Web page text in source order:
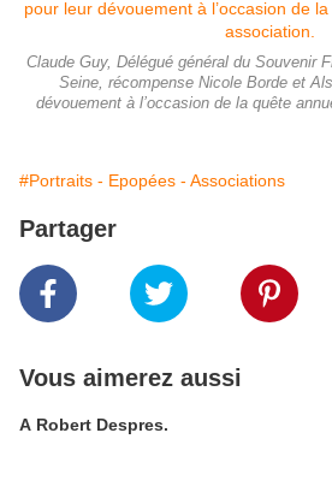
Claude Guy, Délégué général du Souvenir
Seine, récompense Nicole Borde et
dévouement à l’occasion de la quête
#Portraits - Epopées - Associations
Partager
Vous aimerez aussi
A Robert Despres.